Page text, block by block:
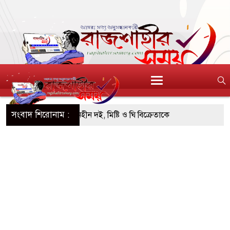
সংবাদ শিরোনাম :
অনুমোদনহীন দই, মিষ্টি ও ঘি বিক্রেতাকে